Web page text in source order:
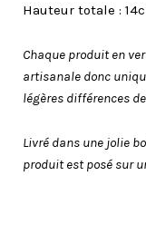
Hauteur totale :
Chaque produit en
artisanale donc
légères différences
Livré dans une jolie
produit est posé sur